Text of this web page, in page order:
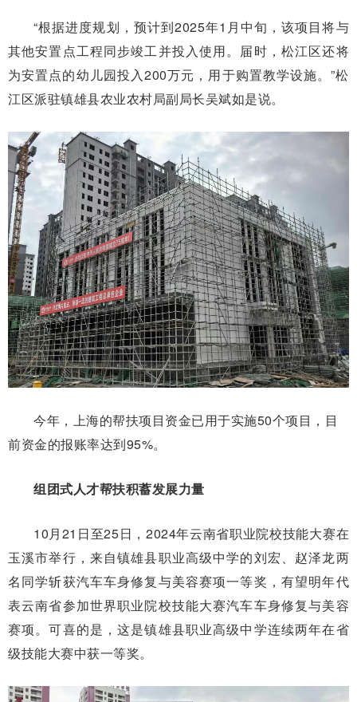
“根据进度规划，预计到2025年1月中旬，该项目将与
其他安置点工程同步竣工并投入使用。届时，松江区还将
为安置点的幼儿园投入200万元，用于购置教学设施。”松
江区派驻镇雄县农业农村局副局长吴斌如是说。
今年，上海的帮扶项目资金已用于实施50个项目，目
前资金的报账率达到95%。
组团式人才帮扶积蓄发展力量
10月21日至25日，2024年云南省职业院校技能大赛在
玉溪市举行，来自镇雄县职业高级中学的刘宏、赵泽龙两
名同学斩获汽车车身修复与美容赛项一等奖，有望明年代
表云南省参加世界职业院校技能大赛汽车车身修复与美容
赛项。可喜的是，这是镇雄县职业高级中学连续两年在省
级技能大赛中获一等奖。